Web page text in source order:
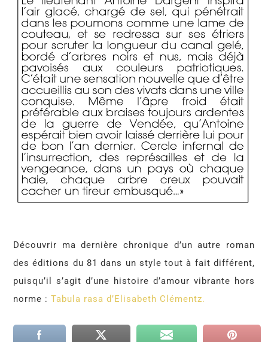
Découvrir ma dernière chronique d’un autre roman
des éditions du 81 dans un style tout à fait différent,
puisqu’il s’agit d’une histoire d’amour vibrante hors
norme : Tabula rasa d’Elisabeth Clémentz.